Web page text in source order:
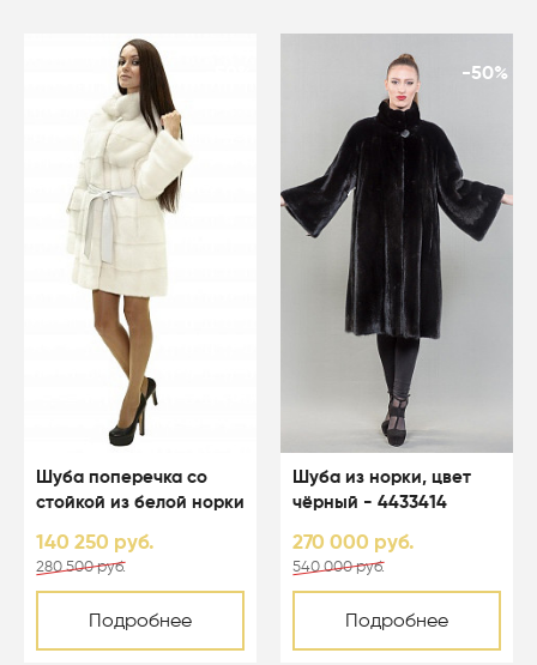
Шуба поперечка со
стойкой из белой норки
140 250 руб.
280 500 руб.
Подробнее
-50%
Шуба из норки, цвет
чёрный - 4433414
270 000 руб.
540 000 руб.
Подробнее